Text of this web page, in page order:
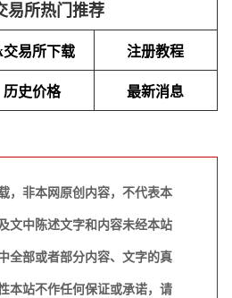
易所热门推荐
交易所下载 注册教程
历史价格 最新消息
，非本网原创内容，不代表本
文中陈述文字和内容未经本站
全部或者部分内容、文字的真
本站不作任何保证或承诺，请